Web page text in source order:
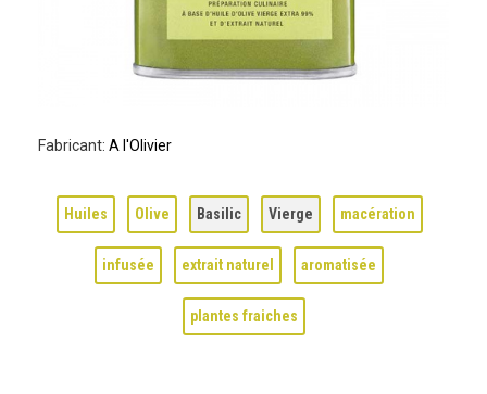
Fabricant: A l'Olivier
Huiles Olive Basilic Vierge macération
infusée extrait naturel aromatisée
plantes fraiches